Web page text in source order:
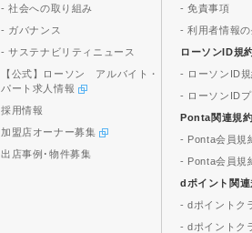
- 社会への取り組み
- ガバナンス
- サステナビリティニュース
【公式】ローソン アルバイト・
パート求人情報
採用情報
加盟店オーナー募集
出店事例･物件募集
- 免責事項
- 利用者情報
ローソンID規
- ローソンID規
- ローソンID
Ponta関連規約
- Ponta会員規
- Ponta会員規
dポイント関連
- dポイントク
- dポイントク